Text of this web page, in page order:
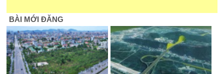
BÀI MỚI ĐĂNG